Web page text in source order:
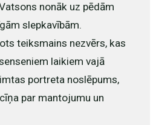
nonāk uz pēdām
slepkavībām.
teiksmains nezvērs, kas
laikiem vajā
portreta noslēpums,
par mantojumu un